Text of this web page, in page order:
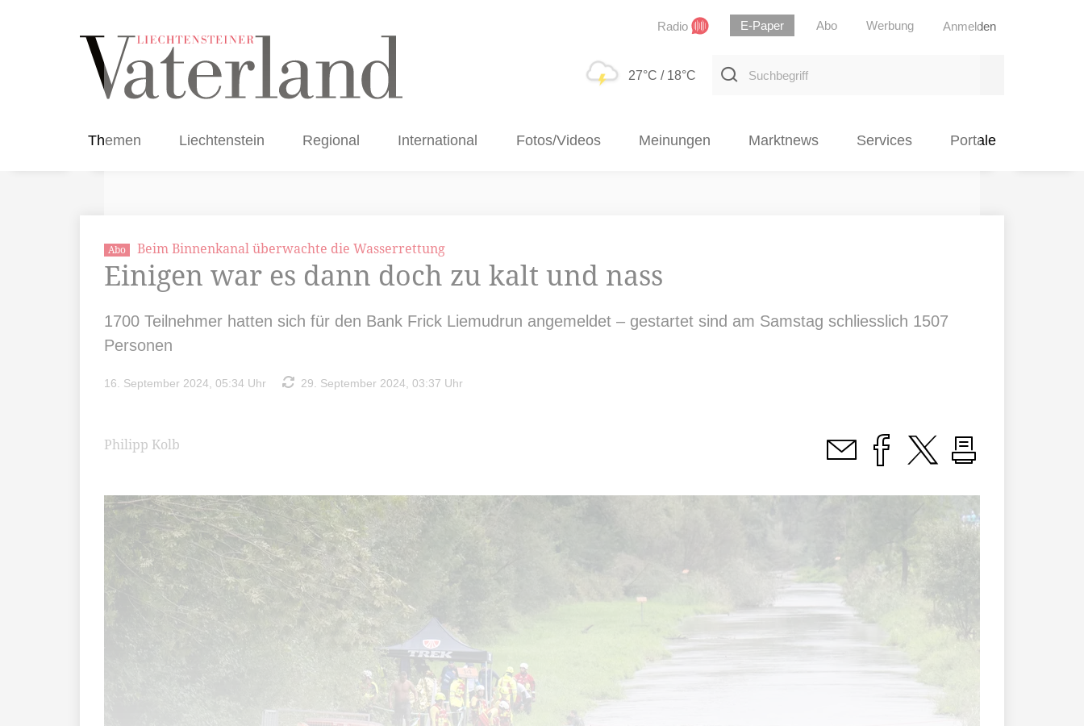
Radio E-Paper Abo Werbung Anmelden
27°C / 18°C
Suchbegriff
Themen Liechtenstein Regional International Fotos/Videos Meinungen Marktnews Services Portale
Abo Beim Binnenkanal überwachte die Wasserrettung
Einigen war es dann doch zu kalt und nass
1700 Teilnehmer hatten sich für den Bank Frick Liemudrun angemeldet – gestartet sind am Samstag schliesslich 1507
Personen
16. September 2024, 05:34 Uhr 29. September 2024, 03:37 Uhr
Philipp Kolb